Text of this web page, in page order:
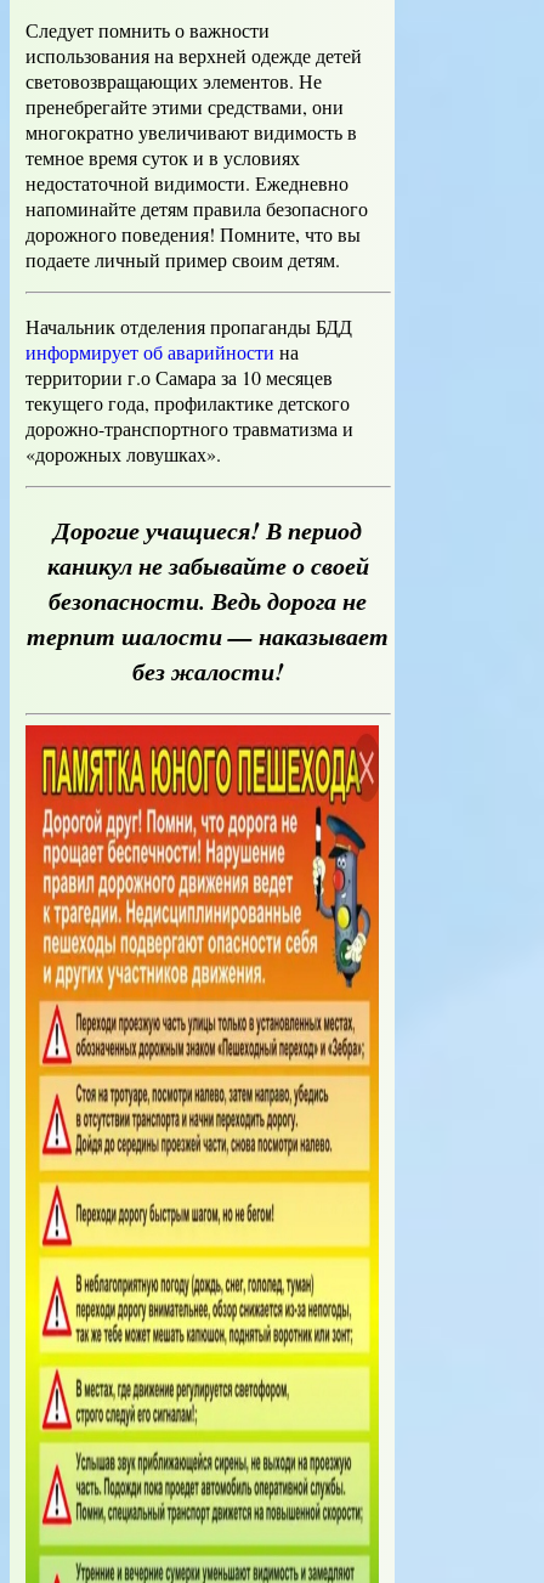
​Следует помнить о важности
использования на верхней одежде детей
световозвращающих элементов. Не
пренебрегайте этими средствами, они
многократно увеличивают видимость в
темное время суток и в условиях
недостаточной видимости. Ежедневно
напоминайте детям правила безопасного
дорожного поведения! Помните, что вы
подаете личный пример своим детям.
Начальник отделения пропаганды БДД
информирует об аварийности на
территории г.о Самара за 10 месяцев
текущего года, профилактике детского
дорожно-транспортного травматизма и
«дорожных ловушках».
Дорогие учащиеся! В период
каникул не забывайте о своей
безопасности. Ведь дорога не
терпит шалости — наказывает
без жалости!